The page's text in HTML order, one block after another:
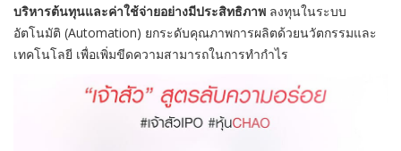
บริหารต้นทุนและค่าใช้จ่ายอย่างมีประสิทธิภาพ ลงทุนในระบบ
อัตโนมัติ (Automation) ยกระดับคุณภาพการผลิตด้วยนวัตกรรมและ
เทคโนโลยี เพื่อเพิ่มขีดความสามารถในการทำกำไร